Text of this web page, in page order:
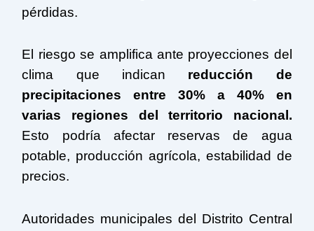
pérdidas.
El riesgo se amplifica ante proyecciones del
clima que indican reducción de
precipitaciones entre 30% a 40% en
varias regiones del territorio nacional.
Esto podría afectar reservas de agua
potable, producción agrícola, estabilidad de
precios.
Autoridades municipales del Distrito Central